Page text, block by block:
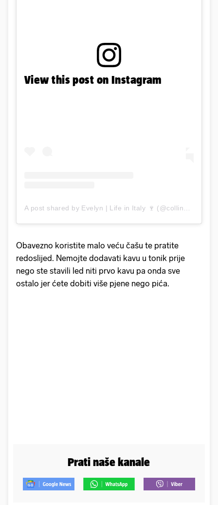
View this post on Instagram
A post shared by Evelyn | Life in Italy 🍷 (@collinemontagne)
Obavezno koristite malo veću čašu te pratite
redoslijed. Nemojte dodavati kavu u tonik prije
nego ste stavili led niti prvo kavu pa onda sve
ostalo jer ćete dobiti više pjene nego pića.
Prati naše kanale